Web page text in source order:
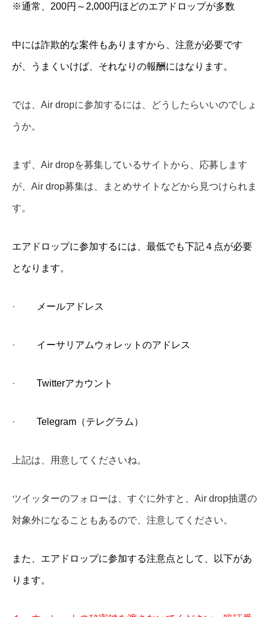
※通常、 200円～ 2,000円ほどのエアドロップが多数
中には詐欺的な案件もありますから、注意が必要です
が、うまくいけば、それなりの報酬にはなります。
では、Air dropに参加するには、どうしたらいいのでしょ
うか。
まず、Air dropを募集しているサイトから、応募します
が、Air drop募集は、まとめサイトなどから見つけられま
す。
エアドロップに参加するには、最低でも下記４点が必要
となります。
· メールアドレス
· イーサリアムウォレットのアドレス
· Twitterアカウント
· Telegram （テレグラム）
上記は、用意してくださいね。
ツイッターのフォローは、すぐに外すと、Air drop抽選の
対象外になることもあるので、注意してください。
また、エアドロップに参加する注意点として、以下があ
ります。